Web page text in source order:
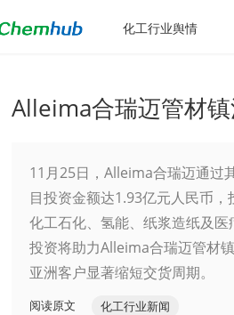
化工行业舆情
Alleima合瑞迈管材
11月25日，Alleima合瑞迈通过
目投资金额达1.93亿元人民币
化工石化、氢能、纸浆造纸及
投资将助力Alleima合瑞迈管材
亚洲客户显著缩短交货周期。
阅读原文 化工行业新闻